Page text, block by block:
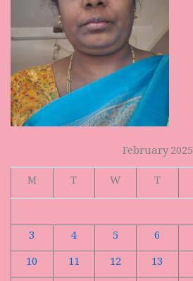
February 2025
M
T W T
3
4 5 6
10
11 12 13